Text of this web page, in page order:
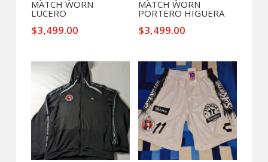
MATCH WORN
LUCERO
$3,499.00
MATCH WORN
PORTERO HIGUERA
$3,499.00